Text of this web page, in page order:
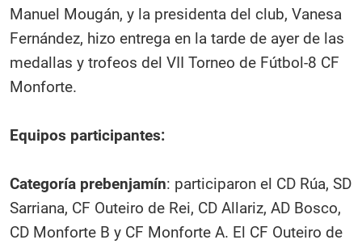
Manuel Mougán, y la presidenta del club, Vanesa
Fernández, hizo entrega en la tarde de ayer de las
medallas y trofeos del VII Torneo de Fútbol-8 CF
Monforte.
Equipos participantes:
Categoría prebenjamín: participaron el CD Rúa, SD
Sarriana, CF Outeiro de Rei, CD Allariz, AD Bosco,
CD Monforte B y CF Monforte A. El CF Outeiro de